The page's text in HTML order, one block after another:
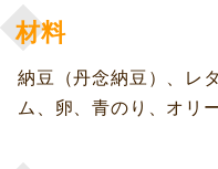
材料
納豆（丹念納豆）、レ
ム、卵、青のり、オリ